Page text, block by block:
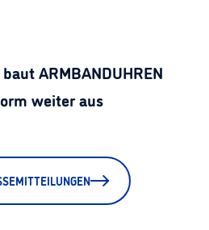
ARMBANDUHREN
weiter aus